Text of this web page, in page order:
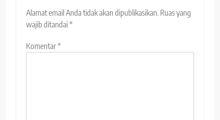
Alamat email Anda tidak akan dipublikasikan. Ruas yang
wajib ditandai*
Komentar*